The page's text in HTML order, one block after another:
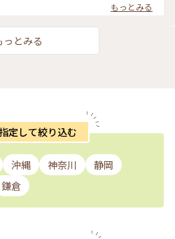
もっとみる
っとみる
定して絞り込む
沖縄 神奈川
静岡
鎌倉